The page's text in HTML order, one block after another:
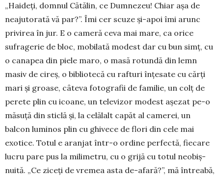
„Haideți, domnul Cătălin, ce Dumnezeu! Chiar așa de
neajutorată vă par?”. Îmi cer scuze și-apoi îmi arunc
privirea în jur. E o cameră ceva mai mare, ca orice
sufragerie de bloc, mobilată modest dar cu bun simț, cu
o canapea din piele maro, o masă rotundă din lemn
masiv de cireș, o bibliotecă cu rafturi în­țesate cu cărți
mari și groase, câteva foto­grafii de familie, un colț de
perete plin cu icoane, un televizor modest așezat pe-o
mă­suță din sticlă și, la celălalt capăt al camerei, un
balcon luminos plin cu ghivece de flori din cele mai
exotice. Totul e aranjat într-o ordine perfectă, fiecare
lucru pare pus la milimetru, cu o grijă cu totul neobiș­
nuită. „Ce ziceți de vremea asta de-afa­ră?”, mă întreabă,